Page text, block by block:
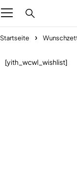
Startseite
[yith_wcwl_wishlist]